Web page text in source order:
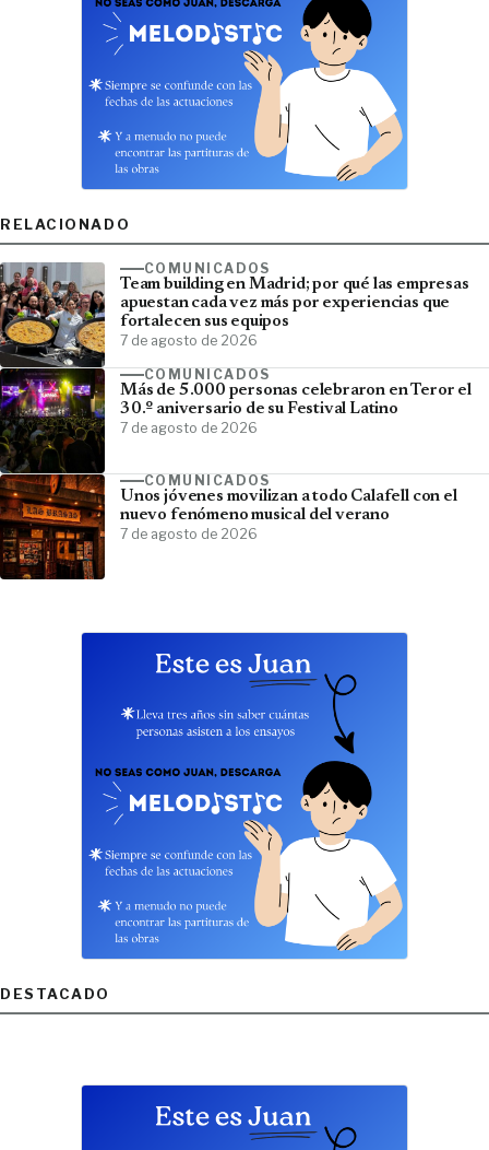
RELACIONADO
COMUNICADOS
Team building en Madrid; por qué las empresas
apuestan cada vez más por experiencias que
fortalecen sus equipos
7 de agosto de 2026
COMUNICADOS
Más de 5.000 personas celebraron en Teror el
30.º aniversario de su Festival Latino
7 de agosto de 2026
COMUNICADOS
Unos jóvenes movilizan a todo Calafell con el
nuevo fenómeno musical del verano
7 de agosto de 2026
DESTACADO